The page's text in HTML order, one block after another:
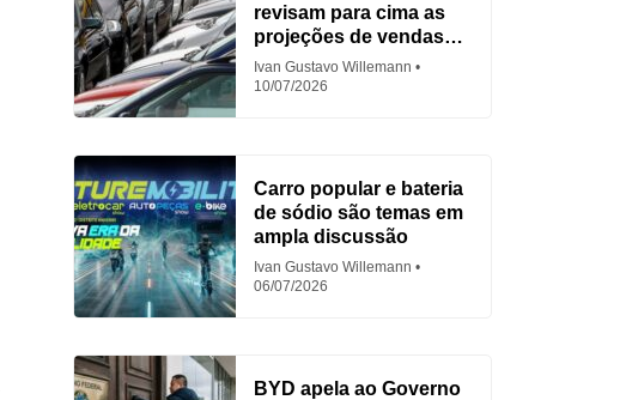
revisam para cima as
projeções de vendas
em 2026
Ivan Gustavo Willemann
10/07/2026
Carro popular e bateria
de sódio são temas em
ampla discussão
Ivan Gustavo Willemann
06/07/2026
BYD apela ao Governo